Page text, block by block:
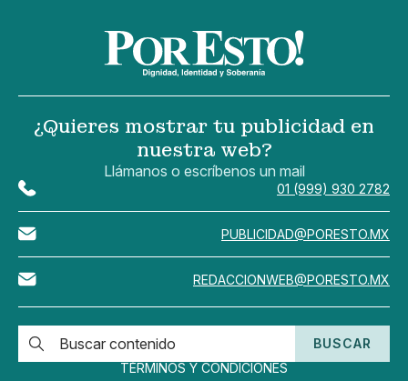
¿Quieres mostrar tu publicidad en
nuestra web?
Llámanos o escríbenos un mail
01 (999) 930 2782
PUBLICIDAD@PORESTO.MX
REDACCIONWEB@PORESTO.MX
BUSCAR
TÉRMINOS Y CONDICIONES